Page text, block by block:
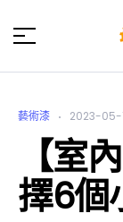
藝術漆 2023-05-
【室
擇6個